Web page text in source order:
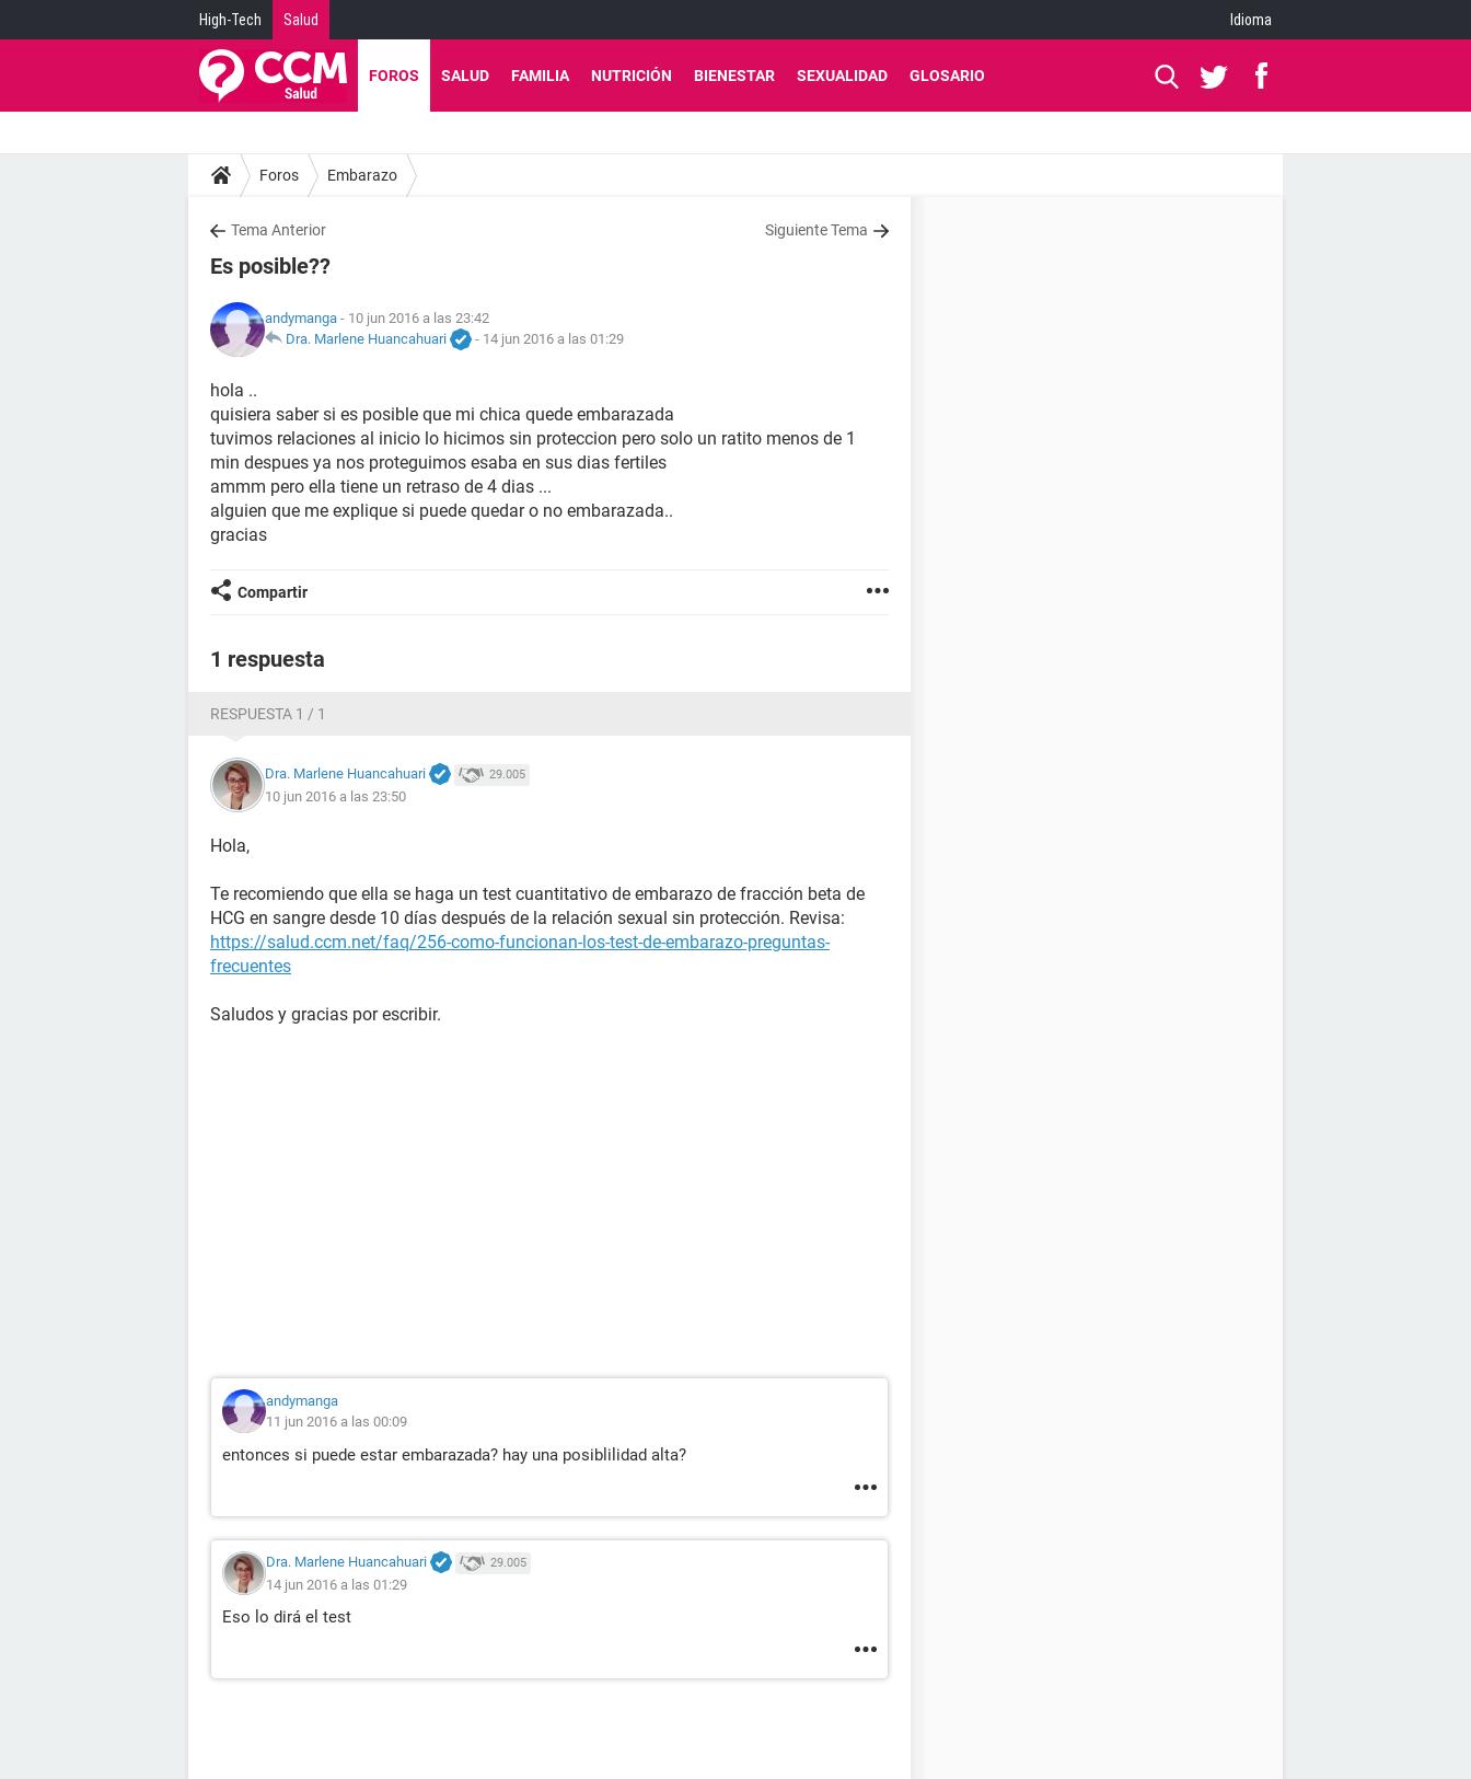
High-Tech Salud Idioma
FOROS SALUD FAMILIA NUTRICIÓN BIENESTAR SEXUALIDAD GLOSARIO
Foros Embarazo
Tema Anterior Siguiente Tema
Es posible??
andymanga - 10 jun 2016 a las 23:42
Dra. Marlene Huancahuari
- 14 jun 2016 a las 01:29
hola ..
quisiera saber si es posible que mi chica quede embarazada
tuvimos relaciones al inicio lo hicimos sin proteccion pero solo un ratito menos de 1
min despues ya nos proteguimos esaba en sus dias fertiles
ammm pero ella tiene un retraso de 4 dias ...
alguien que me explique si puede quedar o no embarazada..
gracias
Compartir
1 respuesta
RESPUESTA 1 / 1
Dra. Marlene Huancahuari 29.005
10 jun 2016 a las 23:50
Hola,
Te recomiendo que ella se haga un test cuantitativo de embarazo de fracción beta de
HCG en sangre desde 10 días después de la relación sexual sin protección. Revisa:
https://salud.ccm.net/faq/256-como-funcionan-los-test-de-embarazo-preguntas-
frecuentes
Saludos y gracias por escribir.
andymanga
11 jun 2016 a las 00:09
entonces si puede estar embarazada? hay una posiblilidad alta?
Dra. Marlene Huancahuari 29.005
14 jun 2016 a las 01:29
Eso lo dirá el test